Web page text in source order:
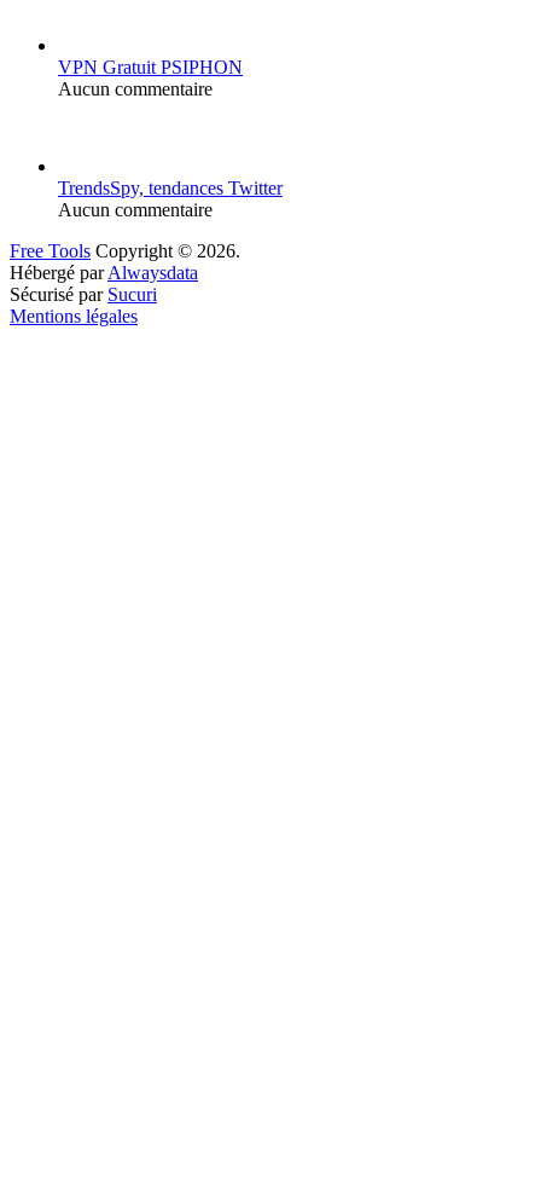
VPN Gratuit PSIPHON
Aucun commentaire
TrendsSpy, tendances Twitter
Aucun commentaire
Free Tools Copyright © 2026.
Hébergé parAlwaysdata
Sécurisé par Sucuri
Mentions légales